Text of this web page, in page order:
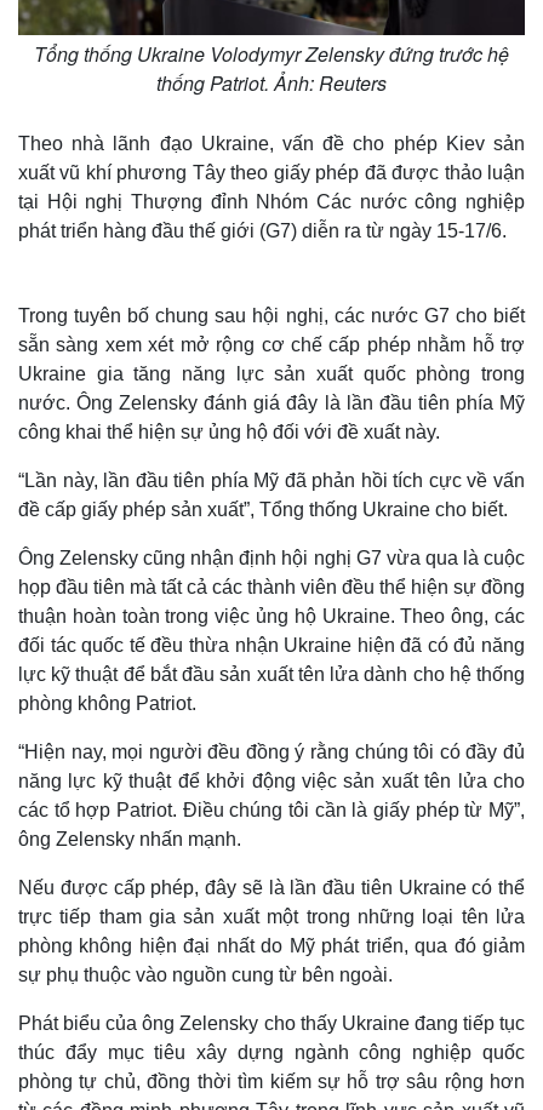
Quan sát
Cuộc sống đó đây
Hồ sơ
Multimedia
Ảnh
E-Magazine
Infographic
Tổng thống Ukraine Volodymyr Zelensky đứng trước hệ
thống Patriot. Ảnh: Reuters
Theo nhà lãnh đạo Ukraine, vấn đề cho phép Kiev sản
xuất vũ khí phương Tây theo giấy phép đã được thảo luận
tại Hội nghị Thượng đỉnh Nhóm Các nước công nghiệp
phát triển hàng đầu thế giới (G7) diễn ra từ ngày 15-17/6.
Trong tuyên bố chung sau hội nghị, các nước G7 cho biết
sẵn sàng xem xét mở rộng cơ chế cấp phép nhằm hỗ trợ
Ukraine gia tăng năng lực sản xuất quốc phòng trong
nước. Ông Zelensky đánh giá đây là lần đầu tiên phía Mỹ
công khai thể hiện sự ủng hộ đối với đề xuất này.
“Lần này, lần đầu tiên phía Mỹ đã phản hồi tích cực về vấn
đề cấp giấy phép sản xuất”, Tổng thống Ukraine cho biết.
Ông Zelensky cũng nhận định hội nghị G7 vừa qua là cuộc
họp đầu tiên mà tất cả các thành viên đều thể hiện sự đồng
thuận hoàn toàn trong việc ủng hộ Ukraine. Theo ông, các
đối tác quốc tế đều thừa nhận Ukraine hiện đã có đủ năng
lực kỹ thuật để bắt đầu sản xuất tên lửa dành cho hệ thống
phòng không Patriot.
“Hiện nay, mọi người đều đồng ý rằng chúng tôi có đầy đủ
năng lực kỹ thuật để khởi động việc sản xuất tên lửa cho
các tổ hợp Patriot. Điều chúng tôi cần là giấy phép từ Mỹ”,
ông Zelensky nhấn mạnh.
Nếu được cấp phép, đây sẽ là lần đầu tiên Ukraine có thể
trực tiếp tham gia sản xuất một trong những loại tên lửa
phòng không hiện đại nhất do Mỹ phát triển, qua đó giảm
sự phụ thuộc vào nguồn cung từ bên ngoài.
Phát biểu của ông Zelensky cho thấy Ukraine đang tiếp tục
thúc đẩy mục tiêu xây dựng ngành công nghiệp quốc
phòng tự chủ, đồng thời tìm kiếm sự hỗ trợ sâu rộng hơn